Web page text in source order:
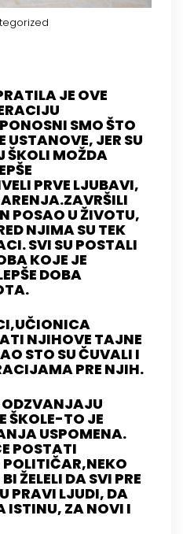
JE OVE
SMO ŠTO
USTANOVE, JER SU
ŠKOLI MOŽDA
PRVE LJUBAVI,
POSAO U ŽIVOTU,
NJIMA SU TEK
SVI SU POSTALI
KOJE JE
DOBA
NJIHOVE TAJNE
STO SU ČUVALI I
PRE NJIH.
ŠKOLE-TO JE
USPOMENA.
POSTATI
ŽELELI DA SVI PRE
PRAVI LJUDI, DA
ISTINU, ZA NOVI I